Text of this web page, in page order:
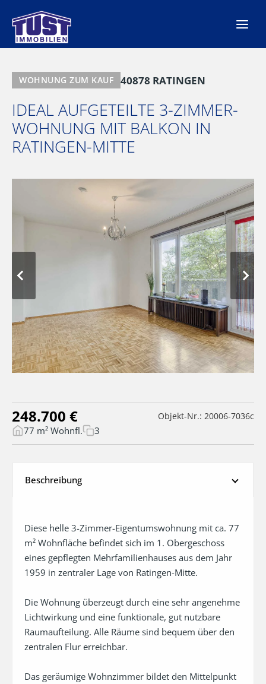
Inhalt
springen
WOHNUNG ZUM KAUF 40878 RATINGEN
IDEAL AUFGETEILTE 3-ZIMMER-
WOHNUNG MIT BALKON IN
RATINGEN-MITTE
248.700 € Objekt-Nr.: 20006-7036c
77 m² Wohnfl. 3
Beschreibung
Diese helle 3-Zimmer-Eigentumswohnung mit ca. 77
m² Wohnfläche befindet sich im 1. Obergeschoss
eines gepflegten Mehrfamilienhauses aus dem Jahr
1959 in zentraler Lage von Ratingen-Mitte.
Die Wohnung überzeugt durch eine sehr angenehme
Lichtwirkung und eine funktionale, gut nutzbare
Raumaufteilung. Alle Räume sind bequem über den
zentralen Flur erreichbar.
Das geräumige Wohnzimmer bildet den Mittelpunkt